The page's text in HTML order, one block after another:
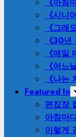
《시니
《그래
《30년
《매일
《어느
《나는
Featured In
편집장
아침마
이렇게